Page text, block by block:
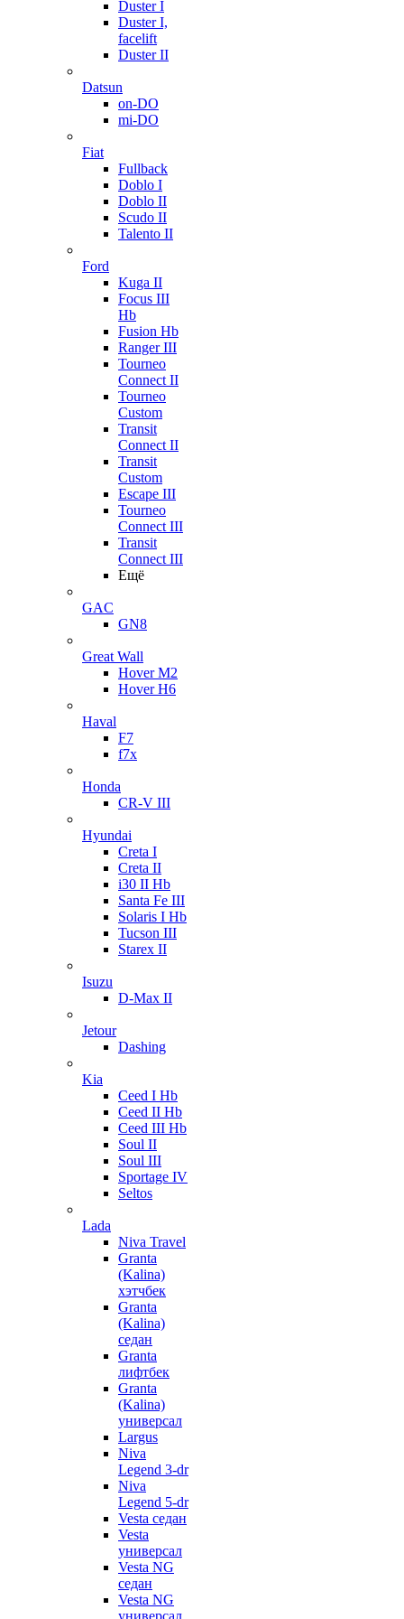
Duster I
Duster I,
facelift
Duster II
Datsun
on-DO
mi-DO
Fiat
Fullback
Doblo I
Doblo II
Scudo II
Talento II
Ford
Kuga II
Focus III
Hb
Fusion Hb
Ranger III
Tourneo
Connect II
Tourneo
Custom
Transit
Connect II
Transit
Custom
Escape III
Tourneo
Connect III
Transit
Connect III
Ещё
GAC
GN8
Great Wall
Hover M2
Hover H6
Haval
F7
f7x
Honda
CR-V III
Hyundai
Creta I
Creta II
i30 II Hb
Santa Fe III
Solaris I Hb
Tucson III
Starex II
Isuzu
D-Max II
Jetour
Dashing
Kia
Ceed I Hb
Ceed II Hb
Ceed III Hb
Soul II
Soul III
Sportage IV
Seltos
Lada
Niva Travel
Granta
(Kalina)
хэтчбек
Granta
(Kalina)
седан
Granta
лифтбек
Granta
(Kalina)
универсал
Largus
Niva
Legend 3-dr
Niva
Legend 5-dr
Vesta седан
Vesta
универсал
Vesta NG
седан
Vesta NG
универсал